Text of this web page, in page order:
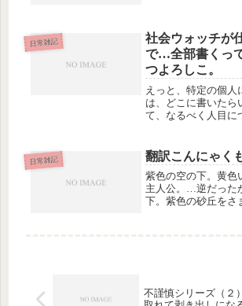
と直接お会いしたこ
日常雑記
社会ウォッチが
で…全部書くっ
つよろしこ。
えっと、特定の個人
は、どこに書いたら
て、なるべく人目に
せときましょう。わ
の「社会ウォッチャ
出来事...
日常雑記 翻訳こんにゃく
紫色の空の下。黄色
主人公。…逆だった
下。紫色の砂丘をさ
不謹慎シリーズ（２